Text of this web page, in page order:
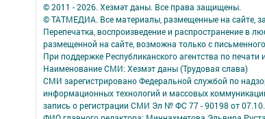
© 2011 - 2026. Хезмәт даны. Все права защищены.
© ТАТМЕДИА. Все материалы, размещенные на сайте,
Перепечатка, воспроизведение и распространение в
размещенной на сайте, возможна только с
При поддержке Республиканского агентства по
Наименование СМИ: Хезмэт даны (Трудовая слава)
СМИ зарегистрировано Федеральной службой по
информационных технологий и массовых
запись о регистрации СМИ Эл № ФС 77 - 90198 от